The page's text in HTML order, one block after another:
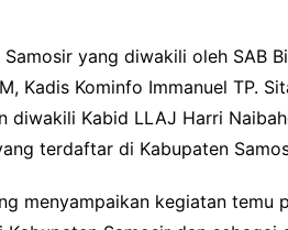
yang diwakili oleh SAB
Kadis Kominfo Immanuel TP.
diwakili Kabid LLAJ Harri
terdaftar di Kabupaten
menyampaikan kegiatan temu